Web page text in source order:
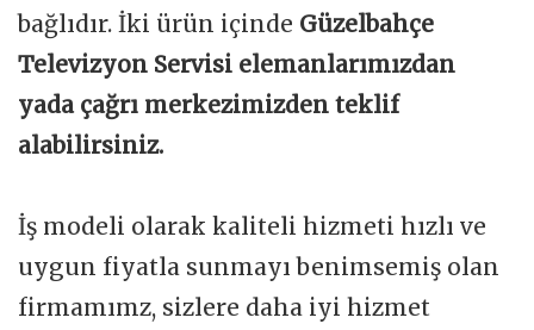
bağlıdır. İki ürün içinde Güzelbahçe
Televizyon Servisi elemanlarımızdan
yada çağrı merkezimizden teklif
alabilirsiniz.
İş modeli olarak kaliteli hizmeti hızlı ve
uygun fiyatla sunmayı benimsemiş olan
firmamımz, sizlere daha iyi hizmet